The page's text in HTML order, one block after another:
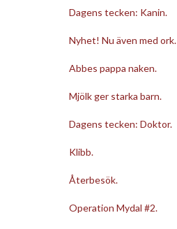
Dagens tecken: Kanin.
Nyhet! Nu även med ork.
Abbes pappa naken.
Mjölk ger starka barn.
Dagens tecken: Doktor.
Klibb.
Återbesök.
Operation Mydal #2.